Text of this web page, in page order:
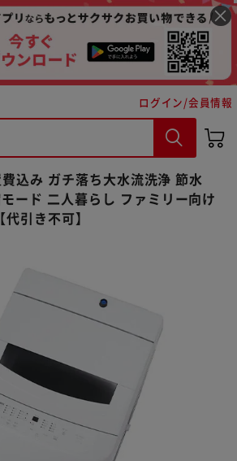
ログイン/会員情報
込み ガチ落ち大水流洗浄 節水
ード 二人暮らし ファミリー向け
引き不可】
さい
れる 購入手続きへ